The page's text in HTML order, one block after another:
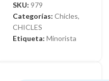
SKU: 979
Categorías: Chicles,
CHICLES
Etiqueta: Minorista